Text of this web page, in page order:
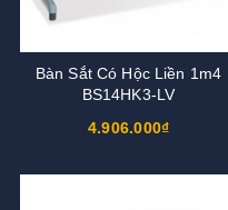
Bàn Sắt Có Hộc Liền 1m4
BS14HK3-LV
4.906.000₫